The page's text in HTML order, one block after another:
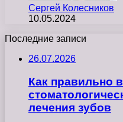
Сергей Колесников
10.05.2024
Последние записи
26.07.2026
Как правильно
лечения зубов